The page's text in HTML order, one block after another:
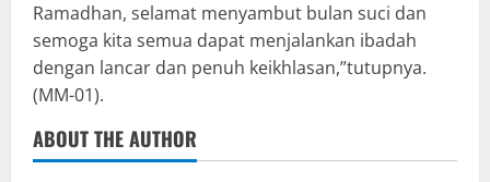
Ramadhan, selamat menyambut bulan suci dan
semoga kita semua dapat menjalankan ibadah
dengan lancar dan penuh keikhlasan,”tutupnya.
(MM-01).
ABOUT THE AUTHOR